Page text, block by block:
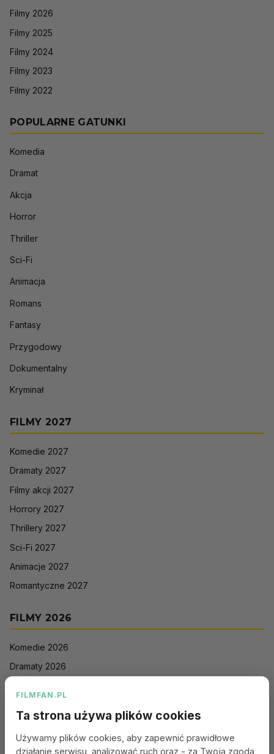
Filmy 2026
Filmy 2025
Filmy 2024
Filmy 2023
Filmy 2022
POPULARNE GATUNKI
Komedia
Dramat
Akcja
Horror
Thriller
Sci-Fi
Animacja
Romans
Fantasy
Przygodowy
Dokumentalny
Kryminał
FILMY 2027
Komedie 2027
Dramaty 2027
Filmy akcji 2027
Horrory 2027
Thrillery 2027
Sci-Fi 2027
Animacje 2027
Romantyczne 2027
FILMY 2026
Komedie 2026
Dramaty 2026
Sci-Fi 2026
FILMFAN.PL
Ta strona używa plików cookies
Używamy plików cookies, aby zapewnić prawidłowe
działanie serwisu, analizować ruch oraz - za Twoją zgodą